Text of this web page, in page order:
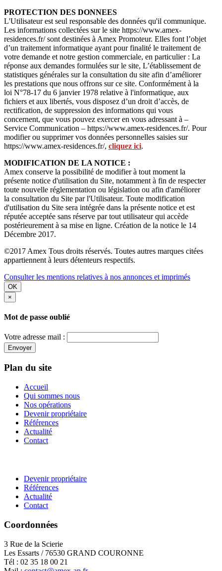
PROTECTION DES DONNEES
L'Utilisateur est seul responsable des données qu'il communique.
Les informations collectées sur le site https://www.amex-
residences.fr/ sont destinées à Amex Promoteur. Elles font l’objet
d’un traitement informatique ayant pour finalité le traitement de
votre demande et notre gestion commerciale, en particulier : La
réponse aux demandes formulées sur le site, L’établissement de
statistiques générales sur la consultation du site afin d’améliorer
les prestations que nous offrons sur ce site. Conformément à la
loi N°78-17 du 6 janvier 1978 relative à l'informatique, aux
fichiers et aux libertés, vous disposez d’un droit d’accès, de
rectification, de suppression des informations qui vous
concernent, que vous pouvez exercer en vous adressant à –
Service Communication – https://www.amex-residences.fr/. Pour
modifier ou supprimer vos données personnelles saisies sur
https://www.amex-residences.fr/, cliquez ici.
MODIFICATION DE LA NOTICE :
Amex conserve la possibilité de modifier à tout moment la
présente notice d'utilisation du Site, notamment à fin de respecter
toute nouvelle réglementation ou législation ou afin d'améliorer
la consultation du Site par l'Utilisateur. Toute modification
d'utilisation du Site sera intégrée dans la présente notice et est
réputée acceptée sans réserve par tout utilisateur qui accède
postérieurement à sa mise en ligne. Création de la notice le 14
Décembre 2017.
©2017 Amex Tous droits réservés. Toutes autres marques citées
appartiennent à leurs détenteurs respectifs.
Consulter les mentions relatives à nos annonces et imprimés
OK
×
Mot de passe oublié
Votre adresse mail :
Envoyer
Plan du site
Accueil
Qui sommes nous
Nos opérations
Devenir propriétaire
Références
Actualité
Contact
Devenir propriétaire
Références
Actualité
Contact
Coordonnées
3 Rue de la Scierie
Les Essarts / 76530 GRAND COURONNE
Tél : 02 35 18 00 21